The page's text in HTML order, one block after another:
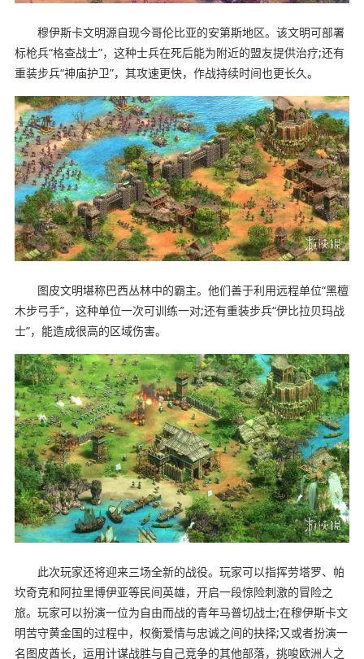
穆伊斯卡文明源自现今哥伦比亚的安第斯地区。该文明可部署
标枪兵“格查战士”，这种士兵在死后能为附近的盟友提供治疗;还有
重装步兵“神庙护卫”，其攻速更快，作战持续时间也更长久。
图皮文明堪称巴西丛林中的霸主。他们善于利用远程单位“黑檀
木步弓手”，这种单位一次可训练一对;还有重装步兵“伊比拉贝玛战
士”，能造成很高的区域伤害。
此次玩家还将迎来三场全新的战役。玩家可以指挥劳塔罗、帕
坎奇克和阿拉里博伊亚等民间英雄，开启一段惊险刺激的冒险之
旅。玩家可以扮演一位为自由而战的青年马普切战士;在穆伊斯卡文
明苦守黄金国的过程中，权衡爱情与忠诚之间的抉择;又或者扮演一
名图皮酋长，运用计谋战胜与自己竞争的其他部落，挑唆欧洲人之